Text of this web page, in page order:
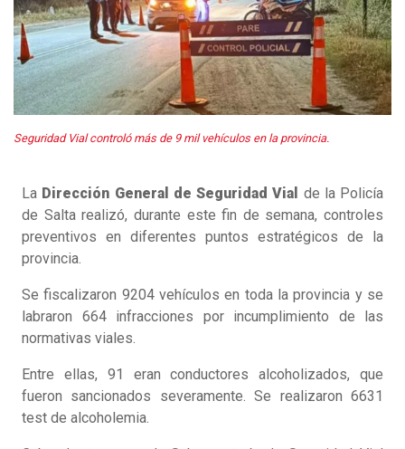
Seguridad Vial controló más de 9 mil vehículos en la provincia.
La Dirección General de Seguridad Vial de la Policía
de Salta realizó, durante este fin de semana, controles
preventivos en diferentes puntos estratégicos de la
provincia.
Se fiscalizaron 9204 vehículos en toda la provincia y se
labraron 664 infracciones por incumplimiento de las
normativas viales.
Entre ellas, 91 eran conductores alcoholizados, que
fueron sancionados severamente. Se realizaron 6631
test de alcoholemia.